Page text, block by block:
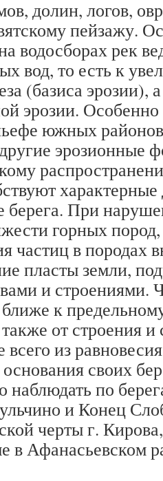
долин, логов,
пейзажу.
водосборах рек
вод, то есть к
(базиса эрозии),
эрозии. Особенно
южных
эрозионные
берега. При
горных
частиц в породах
пласты земли,
и строениями.
к
от строения
из
своих
наблюдать по
и Конец
черты г.
в Афанасьевском